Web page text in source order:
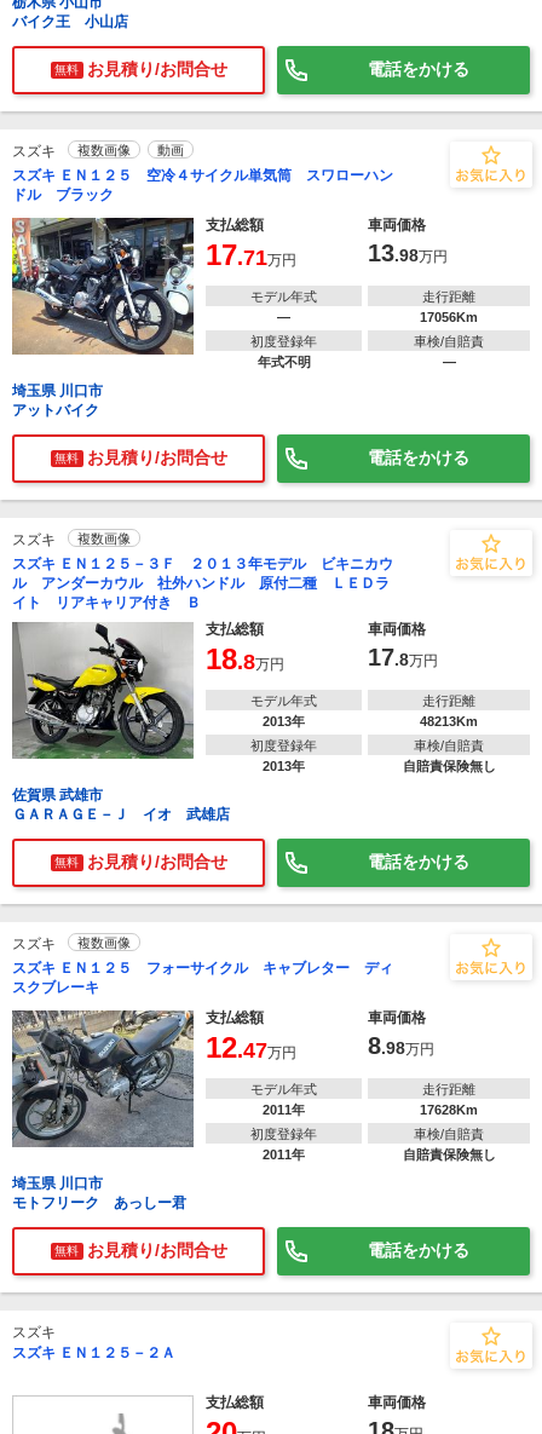
バイク王 小山店
無料 お見積り/お問合せ 電話をかける
スズキ 複数画像 動画
スズキ ＥＮ１２５ 空冷４サイクル単気筒 スワローハン
ドル ブラック
支払総額
車両価格
17.71万円 13.98万円
モデル年式
―
走行距離
17056Km
初度登録年
年式不明
車検/自賠責
―
埼玉県 川口市
アットバイク
無料 お見積り/お問合せ 電話をかける
スズキ 複数画像
スズキ ＥＮ１２５－３Ｆ ２０１３年モデル ビキニカウ
ル アンダーカウル 社外ハンドル 原付二種 ＬＥＤラ
イト リアキャリア付き Ｂ
支払総額
車両価格
18.8万円 17.8万円
モデル年式
2013年
走行距離
48213Km
初度登録年
2013年
車検/自賠責
自賠責保険無し
佐賀県 武雄市
ＧＡＲＡＧＥ－Ｊ イオ 武雄店
無料 お見積り/お問合せ 電話をかける
スズキ 複数画像
スズキ ＥＮ１２５ フォーサイクル キャブレター ディ
スクブレーキ
支払総額
車両価格
12.47万円 8.98万円
モデル年式
2011年
走行距離
17628Km
初度登録年
2011年
車検/自賠責
自賠責保険無し
埼玉県 川口市
モトフリーク あっしー君
無料 お見積り/お問合せ 電話をかける
スズキ
スズキ ＥＮ１２５－２Ａ
支払総額 車両価格